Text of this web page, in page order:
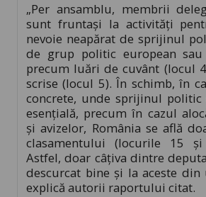
„Per ansamblu, membrii
sunt fruntași la activități
nevoie neapărat de sprijinul
de grup politic european
precum luări de cuvânt (locul
scrise (locul 5). În schimb, în
concrete, unde sprijinul politic
esențială, precum în cazul
și avizelor, România se află
clasamentului (locurile 15 și
Astfel, doar câțiva dintre
descurcat bine și la aceste din
explică autorii raportului citat.